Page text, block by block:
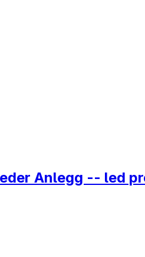
Anlegg -- led